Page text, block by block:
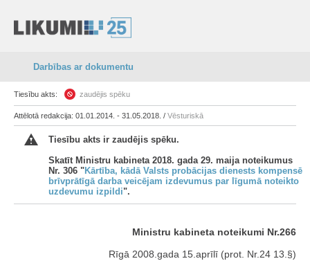
Darbības ar dokumentu
Tiesību akts: zaudējis spēku
Attēlotā redakcija: 01.01.2014. - 31.05.2018. / Vēsturiskā
Tiesību akts ir zaudējis spēku.
Skatīt Ministru kabineta 2018. gada 29. maija noteikumus
Nr. 306 "Kārtība, kādā Valsts probācijas dienests kompensē
brīvprātīgā darba veicējam izdevumus par līgumā noteikto
uzdevumu izpildi".
Ministru kabineta noteikumi Nr.266
Rīgā 2008.gada 15.aprīlī (prot. Nr.24 13.§)